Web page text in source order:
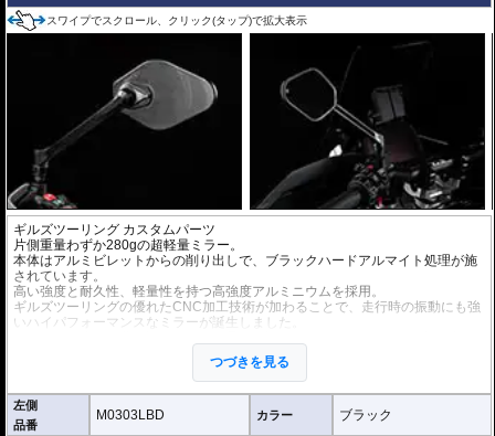
スワイプでスクロール、クリック(タップ)で拡大表示
ギルズツーリング カスタムパーツ
片側重量わずか280gの超軽量ミラー。
本体はアルミビレットからの削り出しで、ブラックハードアルマイト処理が施
されています。
高い強度と耐久性、軽量性を持つ高強度アルミニウムを採用。
ギルズツーリングの優れたCNC加工技術が加わることで、走行時の振動にも強
いハイパフォーマンスなミラーが誕生しました。
付属アダプターは汎用性が高く、多くの車種にご利用いただけます。
※車検対応
※左右別売
つづきを見る
左側
品番
M0303LBD カラー ブラック